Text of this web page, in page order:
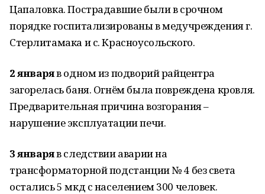
Цапаловка. Пострадавшие были в срочном
порядке госпитализированы в медучреждения г.
Стерлитамака и с. Красноусольского.
2 январяв одном из подворий райцентра
загорелась баня. Огнём была повреждена кровля.
Предварительная причина возгорания –
нарушение эксплуатации печи.
3 январяв следствии аварии на
трансформаторной подстанции № 4 без света
остались 5 мкд с населением 300 человек.